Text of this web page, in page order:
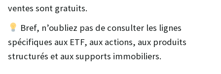
ventes sont gratuits.
Bref, n’oubliez pas de consulter les lignes
spécifiques aux ETF, aux actions, aux produits
structurés et aux supports immobiliers.